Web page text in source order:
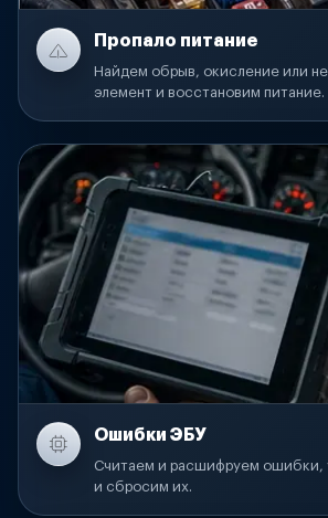
Пропало питание
Найдем обрыв, окисление или
элемент и восстановим питание.
Ошибки ЭБУ
Считаем и расшифруем ошибки,
и сбросим их.